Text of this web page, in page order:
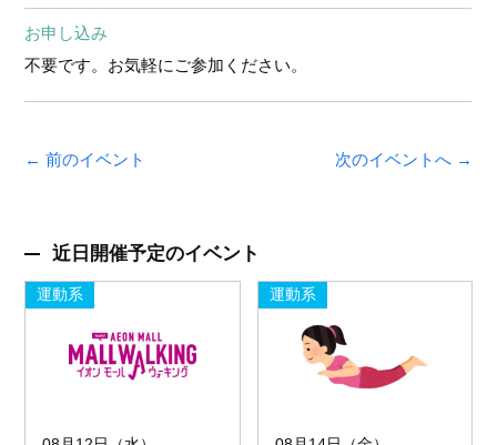
お申し込み
不要です。お気軽にご参加ください。
← 前のイベント 次のイベントへ →
近日開催予定のイベント
運動系 運動系